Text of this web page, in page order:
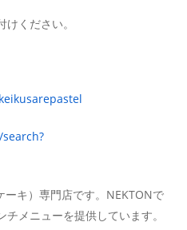
ください。
キ）専門店です。NEKTONで
メニューを提供しています。